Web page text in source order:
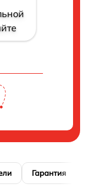
Гарантия